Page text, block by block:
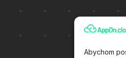
Abychom